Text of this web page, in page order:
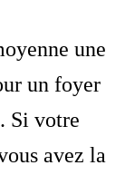
une
un foyer
Si votre
avez la